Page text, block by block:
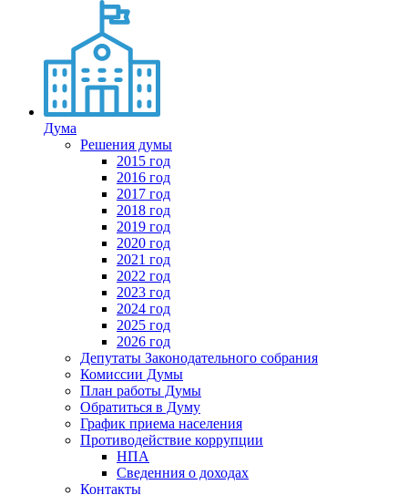
Дума
Решения думы
2015 год
2016 год
2017 год
2018 год
2019 год
2020 год
2021 год
2022 год
2023 год
2024 год
2025 год
2026 год
Депутаты Законодательного собрания
Комиссии Думы
План работы Думы
Обратиться в Думу
График приема населения
Противодействие коррупции
НПА
Сведенния о доходах
Контакты